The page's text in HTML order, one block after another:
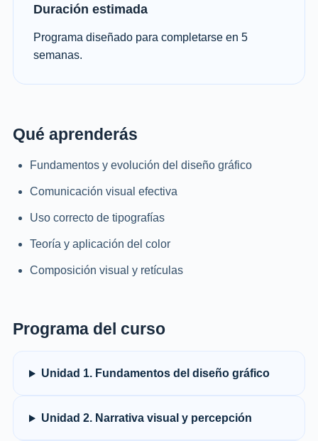
Duración estimada
Programa diseñado para completarse en 5
semanas.
Qué aprenderás
Fundamentos y evolución del diseño gráfico
Comunicación visual efectiva
Uso correcto de tipografías
Teoría y aplicación del color
Composición visual y retículas
Programa del curso
Unidad 1. Fundamentos del diseño gráfico
Unidad 2. Narrativa visual y percepción